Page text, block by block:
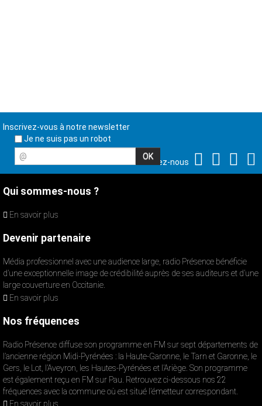
Inscrivez-vous à notre newsletter
Je ne suis pas un robot
@
Suivez-nous
Qui sommes-nous ?
En savoir plus
Devenir partenaire
Média professionnel avec une audience large, radio Présence bénéficie
d’une exceptionnelle image de crédibilité auprès de ses auditeurs et d’une
large couverture en Occitanie.
En savoir plus
Nos fréquences
Radio Présence diffuse son programme en FM sur sept départements de
l’ancienne région Midi-Pyrénées : la Haute-Garonne, le Tarn et Garonne, le
Gers, le Lot, l’Aveyron, les Hautes-Pyrénées et l’Ariège. Son programme
est également reçu en FM sur Pau. Retrouvez ci-dessous nos 22
fréquences avec la commune où est situé l’émetteur correspondant.
En savoir plus